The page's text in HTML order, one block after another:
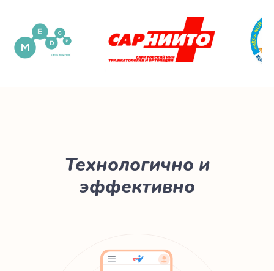
Технологично и
эффективно